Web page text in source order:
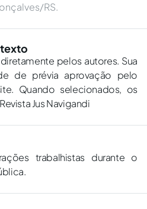
RS.
pelos autores. Sua
de prévia aprovação pelo
Quando selecionados, os
Jus Navigandi
trabalhistas durante o